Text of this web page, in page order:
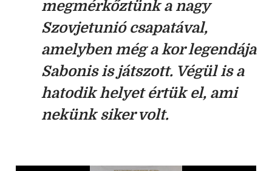
megmérkőztünk a nagy
Szovjetunió csapatával,
amelyben még a kor legendája
Sabonis is játszott. Végül is a
hatodik helyet értük el, ami
nekünk siker volt.